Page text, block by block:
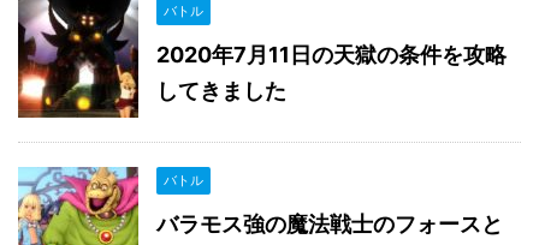
バトル
2020年7月11日の天獄の条件を攻略
してきました
バトル
バラモス強の魔法戦士のフォースと